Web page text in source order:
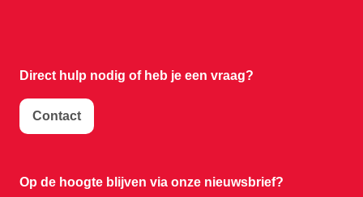
Direct hulp nodig ofheb je een vraag?
Contact
Op de hoogte blijven via onze nieuwsbrief?